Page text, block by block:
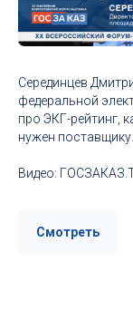
Серединцев
федеральной
про ЭКГ-рейтинг,
нужен поставщику.
Видео:
Смотреть